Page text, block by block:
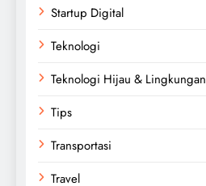
Startup Digital
Teknologi
Teknologi Hijau & Lingkungan
Tips
Transportasi
Travel